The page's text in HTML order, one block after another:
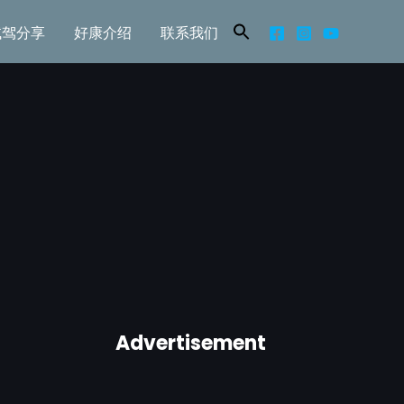
分享 好康介绍 联系我们
Advertisement